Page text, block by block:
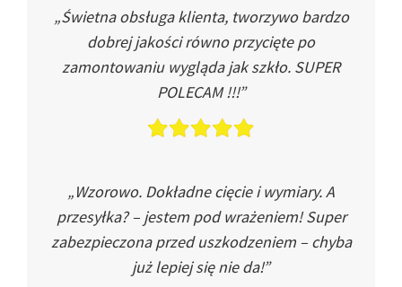
„Świetna obsługa klienta, tworzywo bardzo
dobrej jakości równo przycięte po
zamontowaniu wygląda jak szkło. SUPER
POLECAM !!!”
„Wzorowo. Dokładne cięcie i wymiary. A
przesyłka? – jestem pod wrażeniem! Super
zabezpieczona przed uszkodzeniem – chyba
już lepiej się nie da!”